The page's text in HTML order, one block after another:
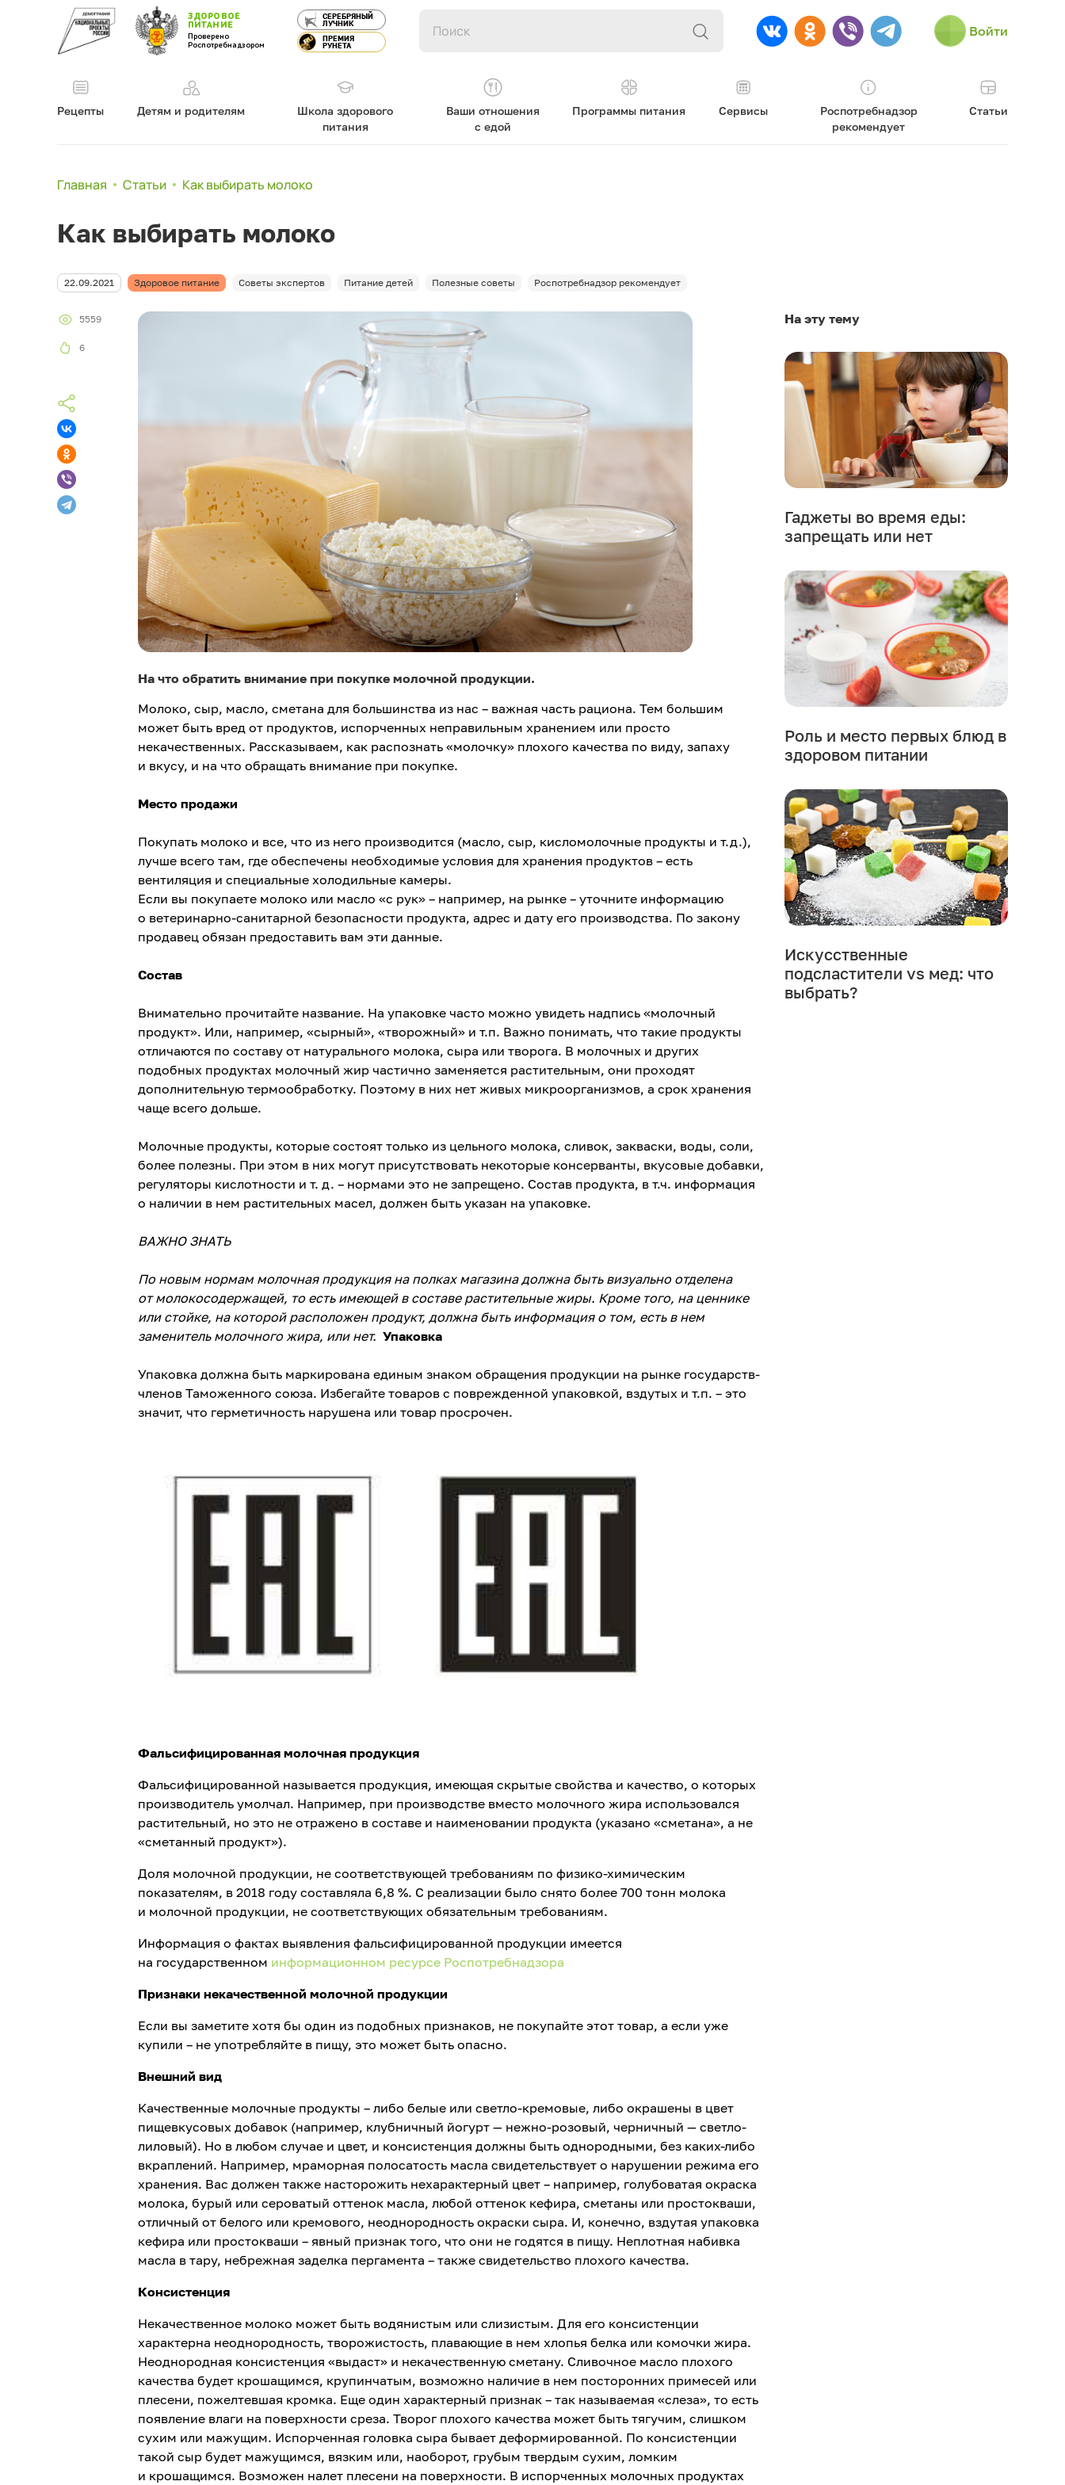
ЗДОРОВОЕ
ПИТАНИЕ
Проверено
Роспотребнадзором
СЕРЕБРЯНЫЙ
ЛУЧНИК
ПРЕМИЯ
РУНЕТА
Войти
Рецепты Детям и родителям
Школа здорового
питания
Ваши отношения
с едой
Программы питания Сервисы
Роспотребнадзор
рекомендует
Статьи
Главная Статьи Как выбирать молоко
Как выбирать молоко
22.09.2021 Здоровое питание Советы экспертов Питание детей Полезные советы Роспотребнадзор рекомендует
5559
6
На что обратить внимание при покупке молочной продукции.
Молоко, сыр, масло, сметана для большинства из нас – важная часть рациона. Тем большим
может быть вред от продуктов, испорченных неправильным хранением или просто
некачественных. Рассказываем, как распознать «молочку» плохого качества по виду, запаху
и вкусу, и на что обращать внимание при покупке.
Место продажи
Покупать молоко и все, что из него производится (масло, сыр, кисломолочные продукты и т.д.),
лучше всего там, где обеспечены необходимые условия для хранения продуктов – есть
вентиляция и специальные холодильные камеры.
Если вы покупаете молоко или масло «с рук» – например, на рынке – уточните информацию
о ветеринарно-санитарной безопасности продукта, адрес и дату его производства. По закону
продавец обязан предоставить вам эти данные.
Состав
Внимательно прочитайте название. На упаковке часто можно увидеть надпись «молочный
продукт». Или, например, «сырный», «творожный» и т.п. Важно понимать, что такие продукты
отличаются по составу от натурального молока, сыра или творога. В молочных и других
подобных продуктах молочный жир частично заменяется растительным, они проходят
дополнительную термообработку. Поэтому в них нет живых микроорганизмов, а срок хранения
чаще всего дольше.
Молочные продукты, которые состоят только из цельного молока, сливок, закваски, воды, соли,
более полезны. При этом в них могут присутствовать некоторые консерванты, вкусовые добавки,
регуляторы кислотности и т. д. – нормами это не запрещено. Состав продукта, в т.ч. информация
о наличии в нем растительных масел, должен быть указан на упаковке.
ВАЖНО ЗНАТЬ
По новым нормам молочная продукция на полках магазина должна быть визуально отделена
от молокосодержащей, то есть имеющей в составе растительные жиры. Кроме того, на ценнике
или стойке, на которой расположен продукт, должна быть информация о том, есть в нем
заменитель молочного жира, или нет. Упаковка
Упаковка должна быть маркирована единым знаком обращения продукции на рынке государств-
членов Таможенного союза. Избегайте товаров с поврежденной упаковкой, вздутых и т.п. – это
значит, что герметичность нарушена или товар просрочен.
Фальсифицированная молочная продукция
Фальсифицированной называется продукция, имеющая скрытые свойства и качество, о которых
производитель умолчал. Например, при производстве вместо молочного жира использовался
растительный, но это не отражено в составе и наименовании продукта (указано «сметана», а не
«сметанный продукт»).
Доля молочной продукции, не соответствующей требованиям по физико-химическим
показателям, в 2018 году составляла 6,8 %. С реализации было снято более 700 тонн молока
и молочной продукции, не соответствующих обязательным требованиям.
Информация о фактах выявления фальсифицированной продукции имеется
на государственном информационном ресурсе Роспотребнадзора
Признаки некачественной молочной продукции
Если вы заметите хотя бы один из подобных признаков, не покупайте этот товар, а если уже
купили – не употребляйте в пищу, это может быть опасно.
Внешний вид
Качественные молочные продукты – либо белые или светло-кремовые, либо окрашены в цвет
пищевкусовых добавок (например, клубничный йогурт — нежно-розовый, черничный — светло-
лиловый). Но в любом случае и цвет, и консистенция должны быть однородными, без каких-либо
вкраплений. Например, мраморная полосатость масла свидетельствует о нарушении режима его
хранения. Вас должен также насторожить нехарактерный цвет – например, голубоватая окраска
молока, бурый или сероватый оттенок масла, любой оттенок кефира, сметаны или простокваши,
отличный от белого или кремового, неоднородность окраски сыра. И, конечно, вздутая упаковка
кефира или простокваши – явный признак того, что они не годятся в пищу. Неплотная набивка
масла в тару, небрежная заделка пергамента – также свидетельство плохого качества.
Консистенция
Некачественное молоко может быть водянистым или слизистым. Для его консистенции
характерна неоднородность, творожистость, плавающие в нем хлопья белка или комочки жира.
Неоднородная консистенция «выдаст» и некачественную сметану. Сливочное масло плохого
качества будет крошащимся, крупинчатым, возможно наличие в нем посторонних примесей или
плесени, пожелтевшая кромка. Еще один характерный признак – так называемая «слеза», то есть
появление влаги на поверхности среза. Творог плохого качества может быть тягучим, слишком
сухим или мажущим. Испорченная головка сыра бывает деформированной. По консистенции
такой сыр будет мажущимся, вязким или, наоборот, грубым твердым сухим, ломким
и крошащимся. Возможен налет плесени на поверхности. В испорченных молочных продуктах
На эту тему
Гаджеты во время еды:
запрещать или нет
Роль и место первых блюд в
здоровом питании
Искусственные
подсластители vs мед: что
выбрать?